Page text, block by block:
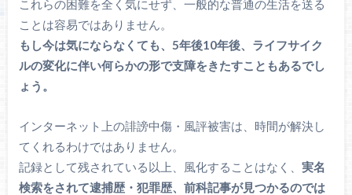
これらの困難を全く気にせず、一般的な普通の生活を送る
ことは容易ではありません。
もし今は気にならなくても、 5年後10年後、ライフサイク
ルの変化に伴い何らかの形で支障をきたすこともあるでし
ょう。
インターネット上の誹謗中傷・風評被害は、時間が解決し
てくれるわけではありません。
記録として残されている以上、風化することはなく、 実名
検索をされて逮捕歴・犯罪歴、前科記事が見つかるのでは